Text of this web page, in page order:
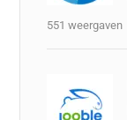
551 weergaven